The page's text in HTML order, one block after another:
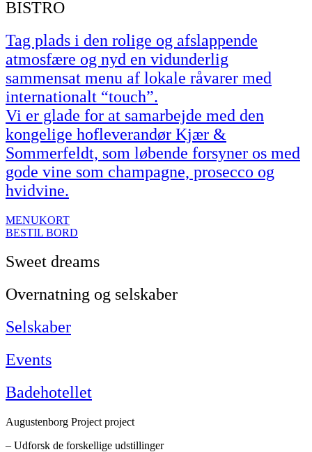
BISTRO
Tag plads i den rolige og afslappende
atmosfære og nyd en vidunderlig
sammensat menu af lokale råvarer med
internationalt “touch”.
Vi er glade for at samarbejde med den
kongelige hofleverandør Kjær &
Sommerfeldt, som løbende forsyner os med
gode vine som champagne, prosecco og
hvidvine.
MENUKORT
BESTIL BORD
Sweet dreams
Overnatning og selskaber
Selskaber
Events
Badehotellet
Augustenborg Project project
– Udforsk de forskellige udstillinger